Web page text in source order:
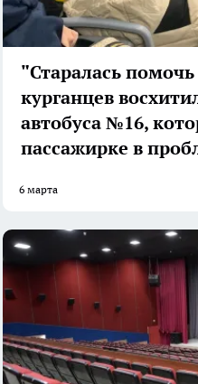
"Старалась
курганцев
автобуса №16,
пассажирке в
6 марта